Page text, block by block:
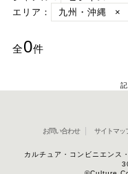
エリア：
九州・沖縄 ×
全0件
お問い合わせ サイトマッ
カルチュア・コンビニエン